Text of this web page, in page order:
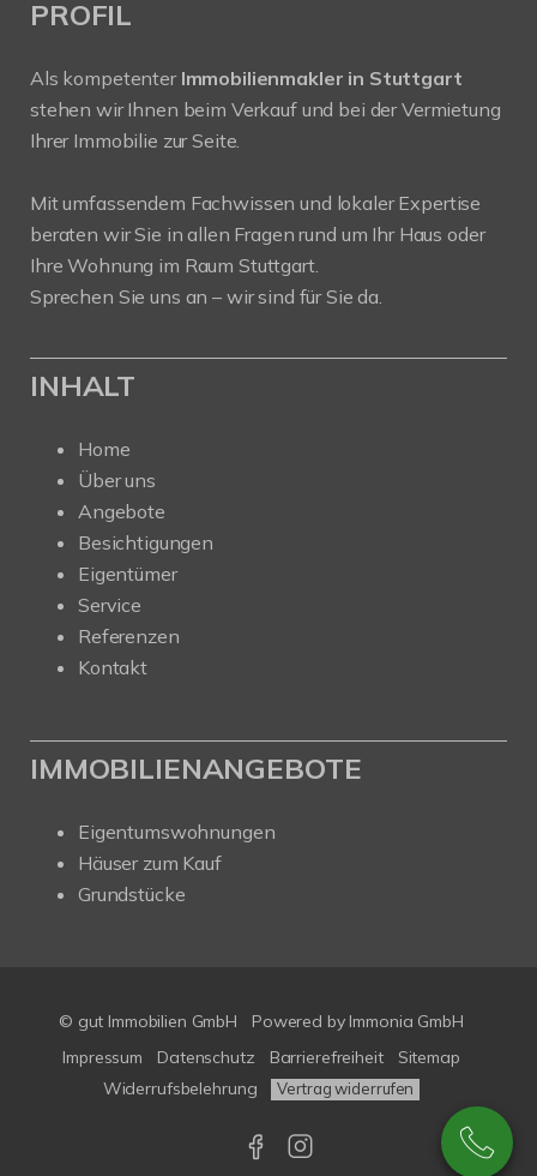
PROFIL
Als kompetenter Immobilienmakler in Stuttgart
stehen wir Ihnen beim Verkauf und bei der Vermietung
Ihrer Immobilie zur Seite.
Mit umfassendem Fachwissen und lokaler Expertise
beraten wir Sie in allen Fragen rund um Ihr Haus oder
Ihre Wohnung im Raum Stuttgart.
Sprechen Sie uns an – wir sind für Sie da.
INHALT
Home
Über uns
Angebote
Besichtigungen
Eigentümer
Service
Referenzen
Kontakt
IMMOBILIENANGEBOTE
Eigentumswohnungen
Häuser zum Kauf
Grundstücke
© gut Immobilien GmbH Powered by Immonia GmbH
Impressum
Datenschutz Barrierefreiheit
Sitemap
Widerrufsbelehrung
Vertrag widerrufen